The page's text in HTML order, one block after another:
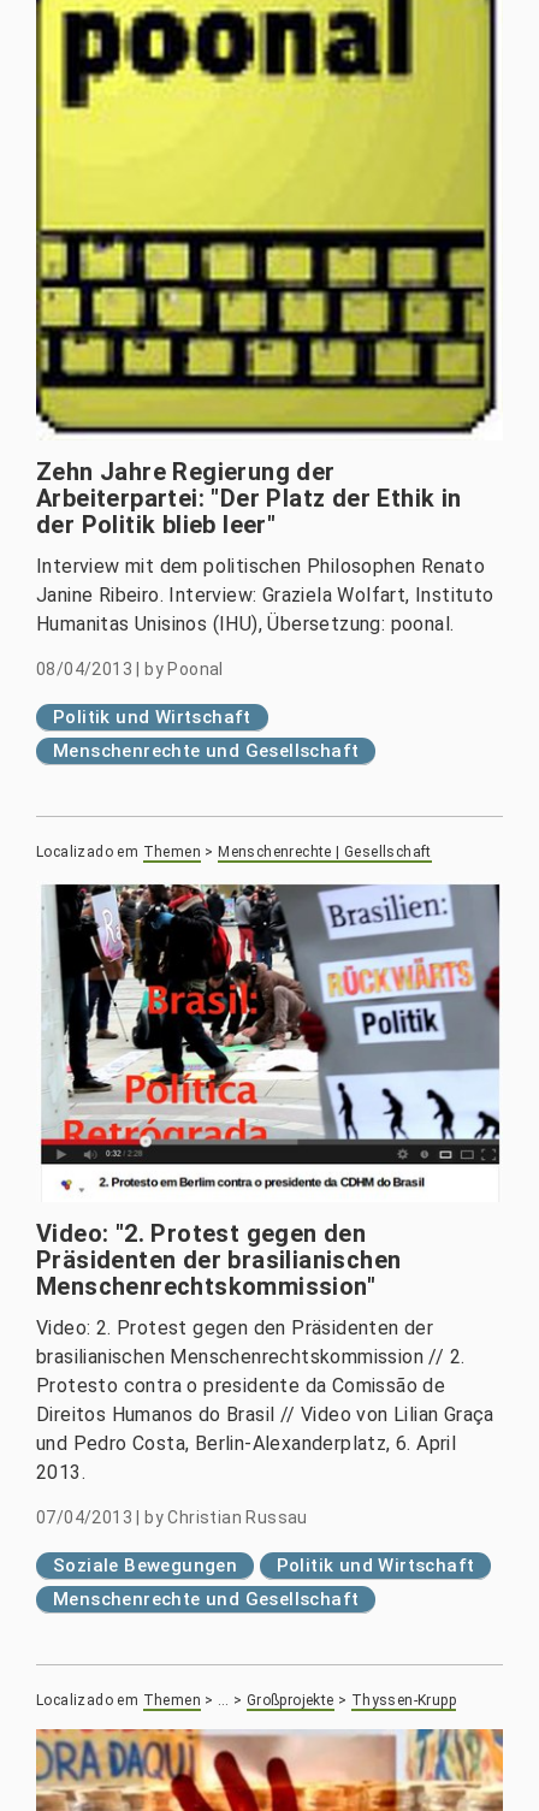
Zehn Jahre Regierung der
Arbeiterpartei: "Der Platz der Ethik in
der Politik blieb leer"
Interview mit dem politischen Philosophen Renato
Janine Ribeiro. Interview: Graziela Wolfart, Instituto
Humanitas Unisinos (IHU), Übersetzung: poonal.
08/04/2013 by Poonal
Politik und Wirtschaft
Menschenrechte und Gesellschaft
Localizado em Themen > Menschenrechte | Gesellschaft
Video: "2. Protest gegen den
Präsidenten der brasilianischen
Menschenrechtskommission"
Video: 2. Protest gegen den Präsidenten der
brasilianischen Menschenrechtskommission // 2.
Protesto contra o presidente da Comissão de
Direitos Humanos do Brasil // Video von Lilian Graça
und Pedro Costa, Berlin-Alexanderplatz, 6. April
2013.
07/04/2013 byChristian Russau
Soziale Bewegungen
Politik und Wirtschaft
Menschenrechte und Gesellschaft
Localizado em Themen > … > Großprojekte > Thyssen-Krupp